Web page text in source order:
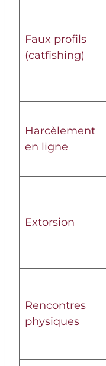
Faux profils
(catfishing)
Harcèlement
en ligne
Extorsion
Rencontres
physiques